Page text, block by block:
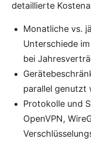
detaillierte
Monatliche vs.
Unterschiede
bei
parallel genutzt
Protokolle und
OpenVPN,